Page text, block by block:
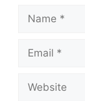
Tarikh
JAWATAN